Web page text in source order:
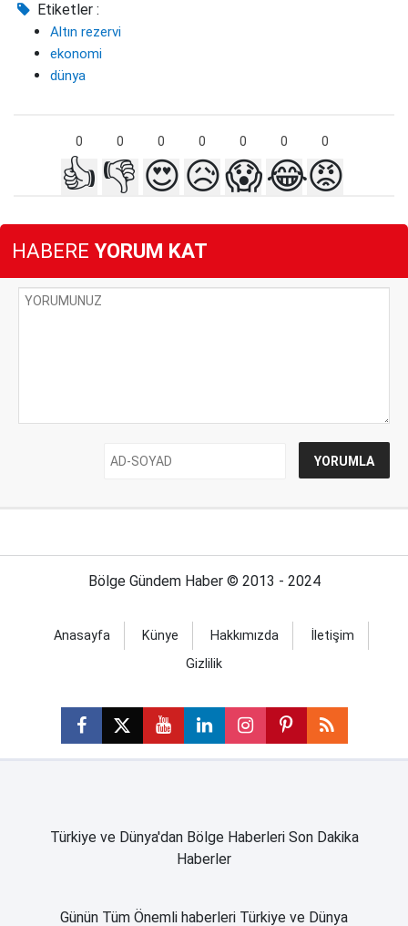
Etiketler :
Altın rezervi
ekonomi
dünya
0 0 0 0 0 0 0
👍 👎 😍😥😱😂😡
HABERE YORUM KAT
Bölge Gündem Haber © 2013 - 2024
Anasayfa Künye Hakkımızda
İletişim
Gizlilik
Türkiye ve Dünya'dan Bölge Haberleri Son Dakika
Haberler
Günün Tüm Önemli haberleri Türkiye ve Dünya